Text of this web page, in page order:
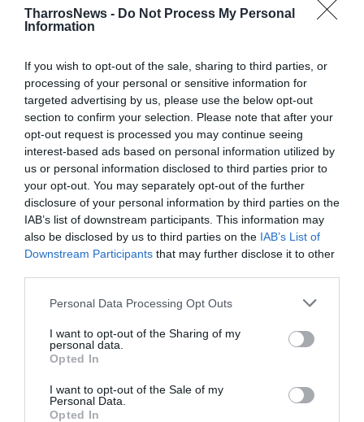
TharrosNews - Do Not Process My Personal
Information
If you wish to opt-out of the sale, sharing to third parties, or
processing of your personal or sensitive information for
targeted advertising by us, please use the below opt-out
section to confirm your selection. Please note that after your
opt-out request is processed you may continue seeing
interest-based ads based on personal information utilized by
us or personal information disclosed to third parties prior to
your opt-out. You may separately opt-out of the further
disclosure of your personal information by third parties on the
IAB’s list of downstream participants. This information may
also be disclosed by us to third parties on the IAB’s List of
Downstream Participants that may further disclose it to other
Personal Data Processing Opt Outs
I want to opt-out of the Sharing of my
personal data.
Opted In
I want to opt-out of the Sale of my
Personal Data.
Opted In
ΙΑΤΡΙΚΟ ΕΡΓΑΣΤΗΡΙΟ ΝΟΣΟΚΟΜΕΙΟΥ ΚΑΛΑΜΑΤΑΣ
ΣΥΛΛΟΓΟΣ ΕΡΓΑΖΟΜΕΝΩΝ ΝΟΣΟΚΟΜΕΙΟΥ ΚΑΛΑΜΑΤΑΣ
Facebook Twitter